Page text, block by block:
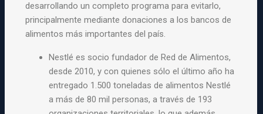
desarrollando un completo programa para evitarlo,
principalmente mediante donaciones a los bancos de
alimentos más importantes del país.
Nestlé es socio fundador de Red de Alimentos,
desde 2010, y con quienes sólo el último año ha
entregado 1.500 toneladas de alimentos Nestlé
a más de 80 mil personas, a través de 193